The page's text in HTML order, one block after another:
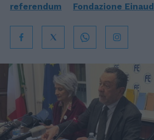
referendum Fondazione